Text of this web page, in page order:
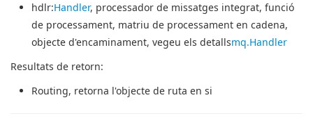
hdlr:Handler, processador de missatges integrat, funció
de processament, matriu de processament en cadena,
objecte d'encaminament, vegeu els detallsmq.Handler
Resultats de retorn:
Routing, retorna l'objecte de ruta en si